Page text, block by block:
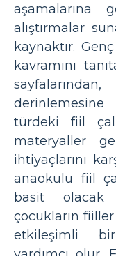
aşamalarına
alıştırmalar
kaynaktır.
kavramını
türdeki fiil
materyaller
ihtiyaçlarını
anaokulu fiil
basit olacak
çocukların fiiller
etkileşimli bir